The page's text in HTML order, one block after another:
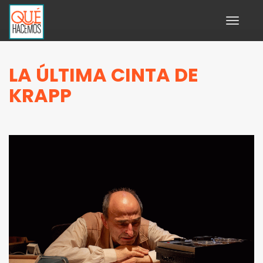
Toggle
LA ÚLTIMA CINTA DE
KRAPP